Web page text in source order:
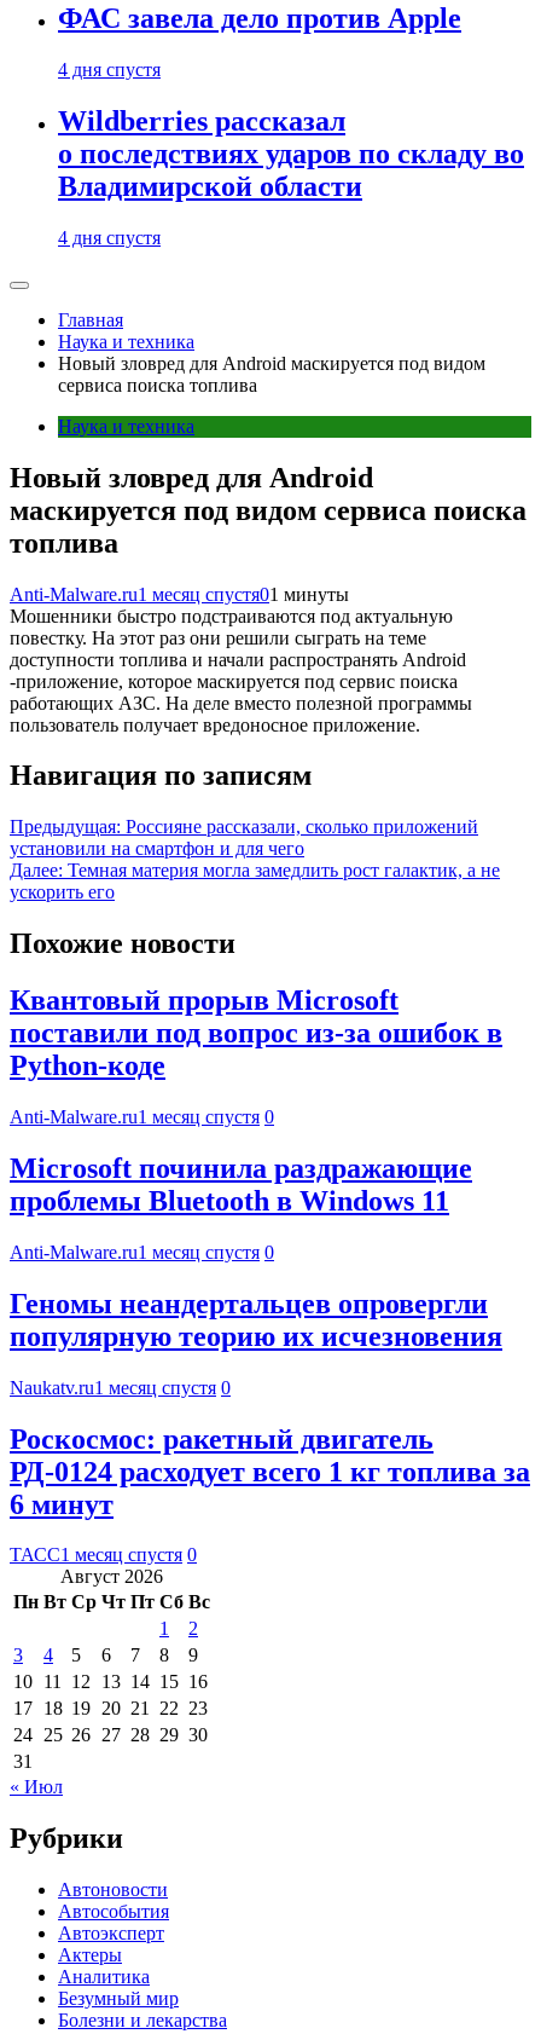
ФАС завела дело против Apple
4 дня спустя
Wildberries рассказал
о последствиях ударов по складу во
Владимирской области
4 дня спустя
Главная
Наука и техника
Новый зловред для Android маскируется под видом
сервиса поиска топлива
Наука и техника
Новый зловред для Android
маскируется под видом сервиса поиска
топлива
Anti-Malware.ru1 месяц спустя01 минуты
Мошенники быстро подстраиваются под актуальную
повестку. На этот раз они решили сыграть на теме
доступности топлива и начали распространять Android
-приложение, которое маскируется под сервис поиска
работающих АЗС. На деле вместо полезной программы
пользователь получает вредоносное приложение.
Навигация по записям
Предыдущая: Россияне рассказали, сколько приложений
установили на смартфон и для чего
Далее: Темная материя могла замедлить рост галактик, а не
ускорить его
Похожие новости
Квантовый прорыв Microsoft
поставили под вопрос из-за ошибок в
Python-коде
Anti-Malware.ru1 месяц спустя 0
Microsoft починила раздражающие
проблемы Bluetooth в Windows 11
Anti-Malware.ru1 месяц спустя 0
Геномы неандертальцев опровергли
популярную теорию их исчезновения
Naukatv.ru1 месяц спустя 0
Роскосмос: ракетный двигатель
РД-0124 расходует всего 1 кг топлива за
6 минут
ТАСС1 месяц спустя 0
Август 2026
Пн Вт Ср Чт Пт Сб Вс
1
2
3
4 5 6 7 8
9
10 11 12 13 14 15 16
17 18 19 20 21 22 23
24 25 26 27 28 29 30
31
« Июл
Рубрики
Автоновости
Автособытия
Автоэксперт
Актеры
Аналитика
Безумный мир
Болезни и лекарства